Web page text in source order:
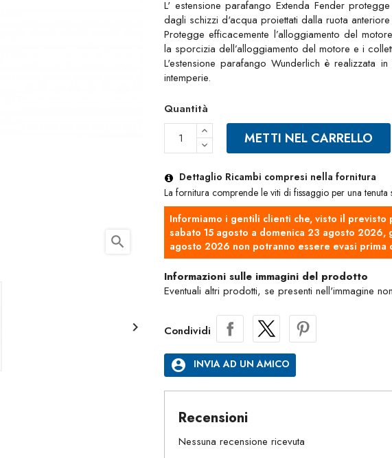
search

L' estensione parafango Extenda Fender
dagli schizzi d'acqua proiettati dalla ruota
Protegge efficacemente l’alloggiamento del
la sporcizia dell’alloggiamento del motore e i
L'estensione parafango Wunderlich è realizzata
intemperie.
Quantità
METTI NEL CARRELLO
Dettaglio Ricambi compresi nella fornitura
La fornitura comprende le viti di fissaggio per una tenuta
Informiamo i gentili clienti che, visto il
sabato 15 agosto a domenica 23 agosto
agosto 2026 non potranno essere evasi
Informazioni sulle immagini del prodotto
Eventuali altri prodotti, se presenti nell'immagine
Condividi
account_circle INVIA AD UN AMICO
Recensioni
Nessuna recensione ricevuta